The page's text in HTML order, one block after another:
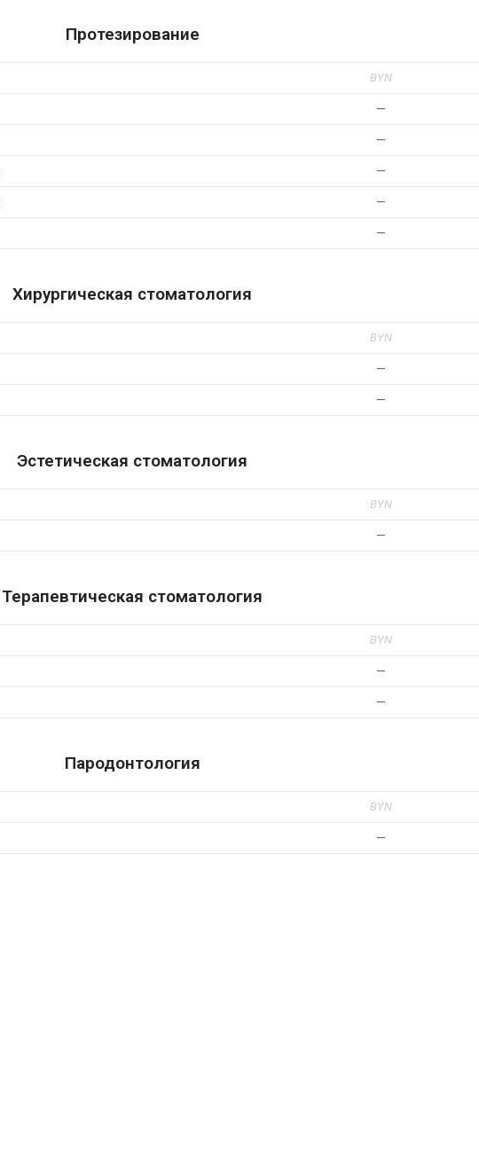
Протезирование
BYN
—
—
—
—
—
Хирургическая стоматология
BYN
—
—
Эстетическая стоматология
BYN
—
Терапевтическая стоматология
BYN
—
—
Пародонтология
BYN
—